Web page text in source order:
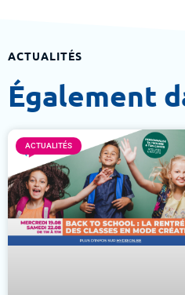
ACTUALITÉS
Également
ACTUALITÉS